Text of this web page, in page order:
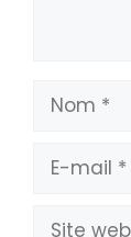
Nom
mail
Site